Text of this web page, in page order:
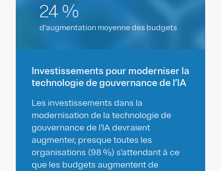
24 %
d’augmentation moyenne des budgets
Investissements pour moderniser la
technologie de gouvernance de l’IA
Les investissements dans la
modernisation de la technologie de
gouvernance de l’IA devraient
augmenter, presque toutes les
organisations (98 %) s’attendant à ce
que les budgets augmentent de